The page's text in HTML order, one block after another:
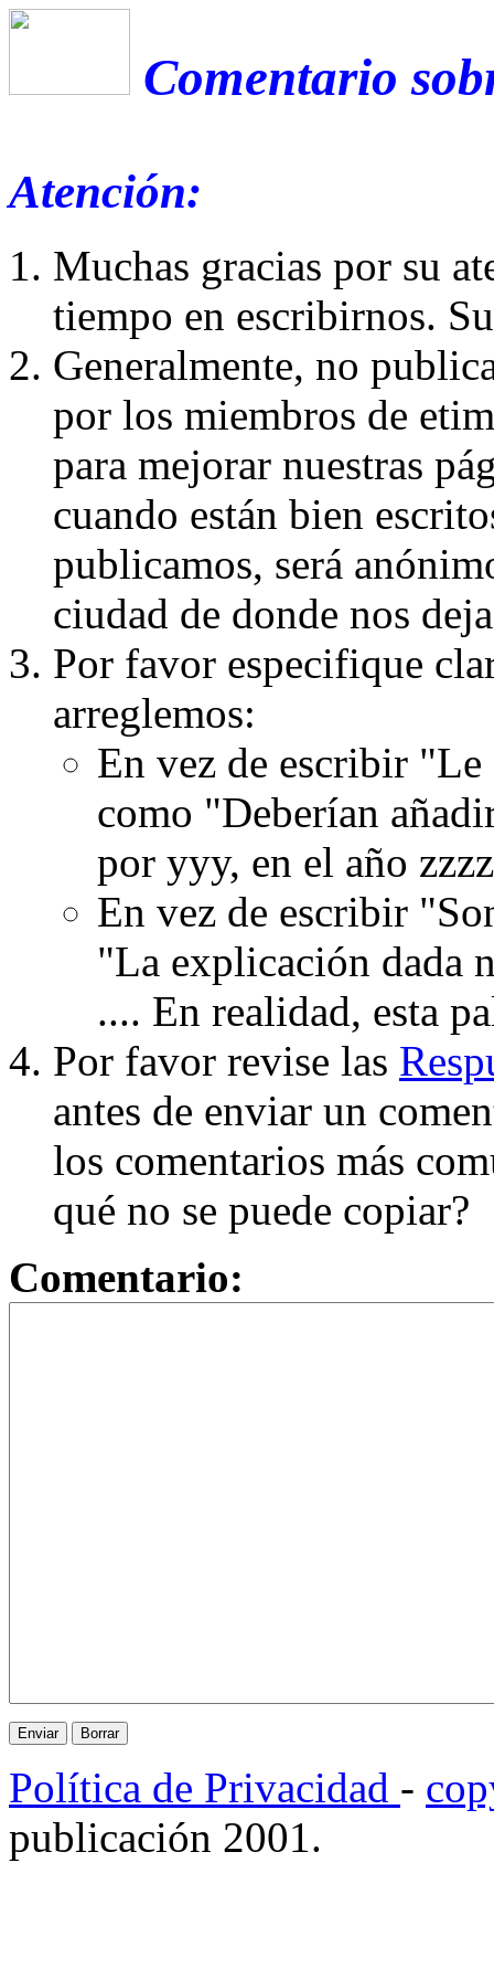
Comentario
Atención:
Muchas gracias por su
tiempo en escribirnos.
Generalmente, no
por los miembros de
para mejorar nuestras
cuando están bien
publicamos, será
ciudad de donde nos
Por favor especifique
arreglemos:
En vez de escribir
como "Deberían
por yyy, en el año
En vez de escribir
"La explicación dada
.... En realidad, esta
Por favor revise las
antes de enviar un
los comentarios más
qué no se puede copiar?
Comentario:
Política de Privacidad -
publicación 2001.